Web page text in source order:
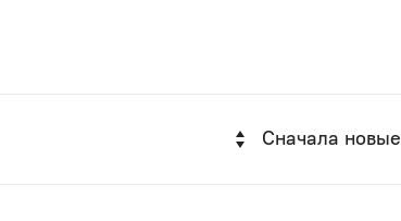
Сначала новые